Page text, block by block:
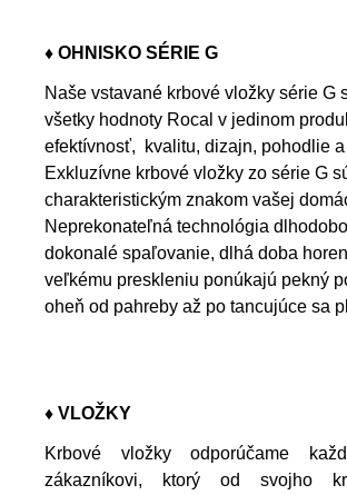
♦ OHNISKO SÉRIE G
Naše vstavané krbové vložky série G
všetky hodnoty Rocal v jedinom
efektívnosť, kvalitu, dizajn, pohodlie
Exkluzívne krbové vložky zo série G
charakteristickým znakom vašej
Neprekonateľná technológia
dokonalé spaľovanie, dlhá doba
veľkému preskleniu ponúkajú pekný
oheň od pahreby až po tancujúce sa
♦ VLOŽKY
Krbové vložky odporúčame
zákazníkovi, ktorý od svojho